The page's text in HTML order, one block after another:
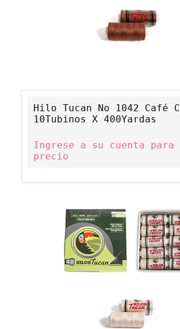
Hilo Tucan No 1042 Café
10Tubinos X 400Yardas
Ingrese a su cuenta
precio